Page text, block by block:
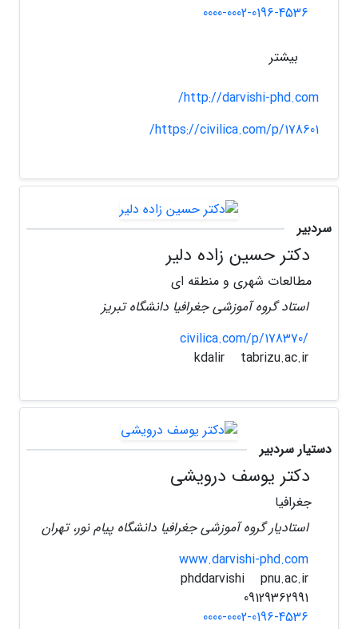
0000-0002-0196-4536
بیشتر
http://darvishi-phd.com/
https://civilica.com/p/178601/
سردبیر
دکتر حسین زاده دلیر
مطالعات شهری و منطقه ای
استاد گروه آموزشی جغرافیا دانشگاه تبریز
civilica.com/p/178370/
tabrizu.ac.ir
دستیار سردبیر
دکتر یوسف درویشی
جغرافیا
استادیار گروه آموزشی جغرافیا دانشگاه پیام نور، تهران
www.darvishi-phd.com
pnu.ac.ir
0000-0002-0196-4536